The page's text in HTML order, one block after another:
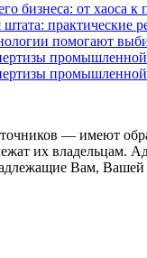
бизнеса: от хаоса
практические
помогают
промышленной
промышленной
— имеют
их владельцам.
Вам,